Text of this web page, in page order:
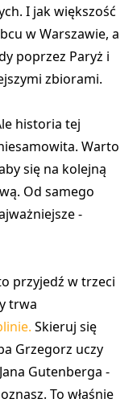
I jak większość
w Warszawie, a
poprzez Paryż i
zbiorami.
historia tej
Warto
się na kolejną
Od samego
-
przyjedź w trzeci
trwa
Skieruj się
Grzegorz uczy
Gutenberga -
To właśnie